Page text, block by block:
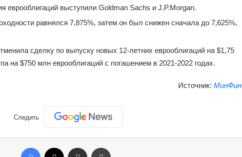
еврооблигаций выступили Goldman Sachs и J.P.Morgan.
равнялся 7,875%, затем он был снижен сначала до 7,625%,
сделку по выпуску новых 12-летних еврооблигаций на $1,75
на $750 млн еврооблигаций с погашением в 2021-2022 годах.
Источник: МинФин
Следить
Facebook Отправить e-mail
інвесторів
призводять порушення під час роботи
ТЦК
комп’ютері більшість людей не знає: